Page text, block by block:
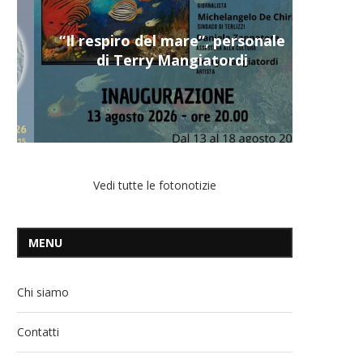
“Il respiro del mare”, personale
di Terry Mangiatordi
Vedi tutte le fotonotizie
MENU
Chi siamo
Contatti